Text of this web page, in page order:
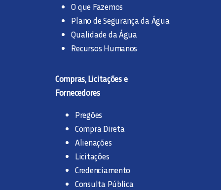
O que Fazemos
Plano de Segurança da Água
Qualidade da Água
Recursos Humanos
Compras, Licitações e
Fornecedores
Pregões
Compra Direta
Alienações
Licitações
Credenciamento
Consulta Pública